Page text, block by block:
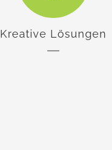
Kreative Lösungen